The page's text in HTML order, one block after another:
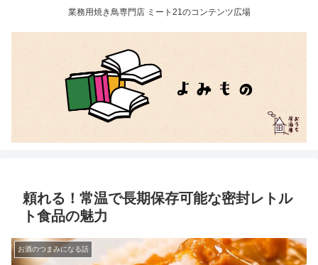
業務用焼き鳥専門店 ミート21のコンテンツ広場
頼れる！常温で長期保存可能な密封レトル
ト食品の魅力
お酒のつまみになる話